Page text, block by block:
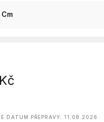
Kč
DATUM PŘEPRAVY: 11.08.2026